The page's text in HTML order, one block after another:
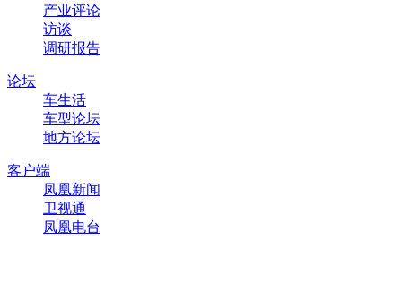
产业评论
访谈
调研报告
论坛
车生活
车型论坛
地方论坛
客户端
凤凰新闻
卫视通
凤凰电台